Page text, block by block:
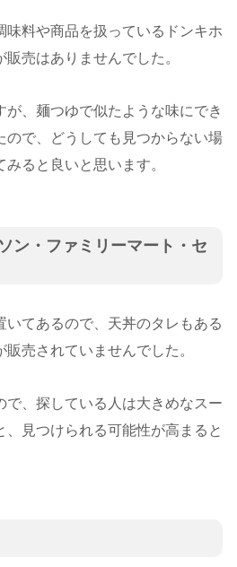
味料や商品を扱っているドンキホ
売はありませんでした。
が、麺つゆで似たような味にでき
ので、どうしても見つからない場
ると良いと思います。
ン・ファミリーマート・セ
いてあるので、天丼のタレもある
売されていませんでした。
で、探している人は大きめなスー
見つけられる可能性が高まると